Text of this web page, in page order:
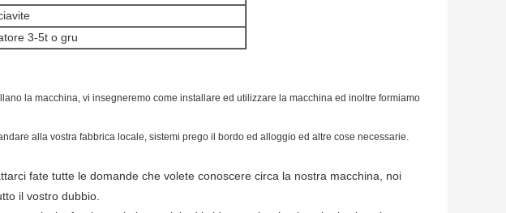
3-5t o gru
la macchina, vi insegneremo come installare ed utilizzare la macchina ed inoltre formiamo
alla vostra fabbrica locale, sistemi prego il bordo ed alloggio ed altre cose necessarie.
fate tutte le domande che volete conoscere circa la nostra macchina, noi
il vostro dubbio.